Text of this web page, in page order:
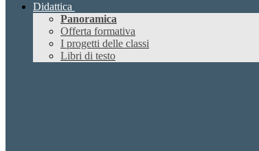
Didattica
Panoramica
Offerta formativa
I progetti delle classi
Libri di testo